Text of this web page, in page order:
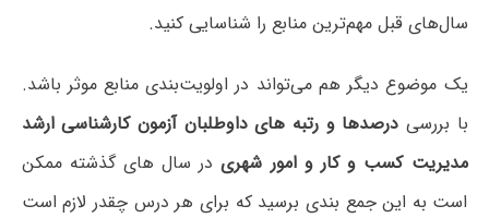
سال‌های قبل مهم‌ترین منابع را شناسایی کنید.
یک موضوع دیگر هم می‌تواند در اولویت‌بندی منابع موثر باشد.
با بررسی درصدها و رتبه های داوطلبان آزمون کارشناسی ارشد
مدیریت کسب و کار و امور شهریدر سال های گذشته ممکن
است به این جمع بندی برسید که برای هر درس چقدر لازم است